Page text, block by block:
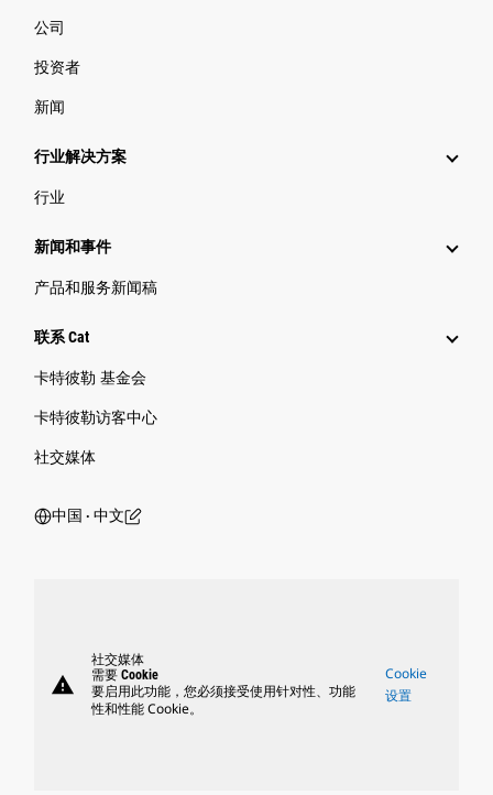
公司
投资者
新闻
行业解决方案
行业
新闻和事件
产品和服务新闻稿
联系 Cat
卡特彼勒 基金会
卡特彼勒访客中心
社交媒体
中国 ‧ 中文
warning
社交媒体
需要 Cookie
要启用此功能，您必须接受使用针对性、功能
性和性能 Cookie。
Cookie
设置